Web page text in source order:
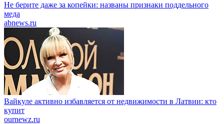
Не берите даже за копейки: названы признаки поддельного
меда
abnews.ru
Вайкуле активно избавляется от недвижимости в Латвии: кто
купит
ournewz.ru